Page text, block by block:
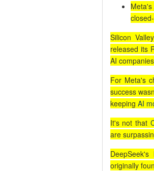
Silicon
released its
AI
For Meta's
success
keeping AI
It's not that
are
originally